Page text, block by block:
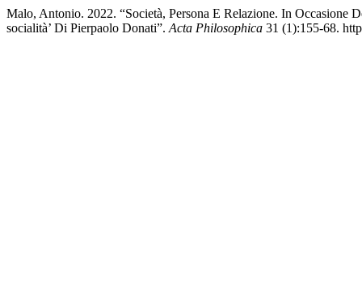
Malo, Antonio. 2022. “Società, Persona E Relazione. In Occasione
socialità’ Di Pierpaolo Donati”. Acta Philosophica 31 (1):155-68.